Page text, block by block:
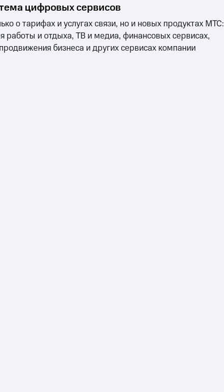
цифровых сервисов
о тарифах и услугах связи, но и новых продуктах МТС:
работы и отдыха, ТВ и медиа, финансовых сервисах,
бизнеса и других сервисах компании